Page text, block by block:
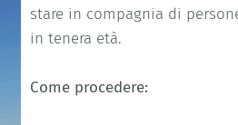
stare in compagnia di
in tenera età.
Come procedere: